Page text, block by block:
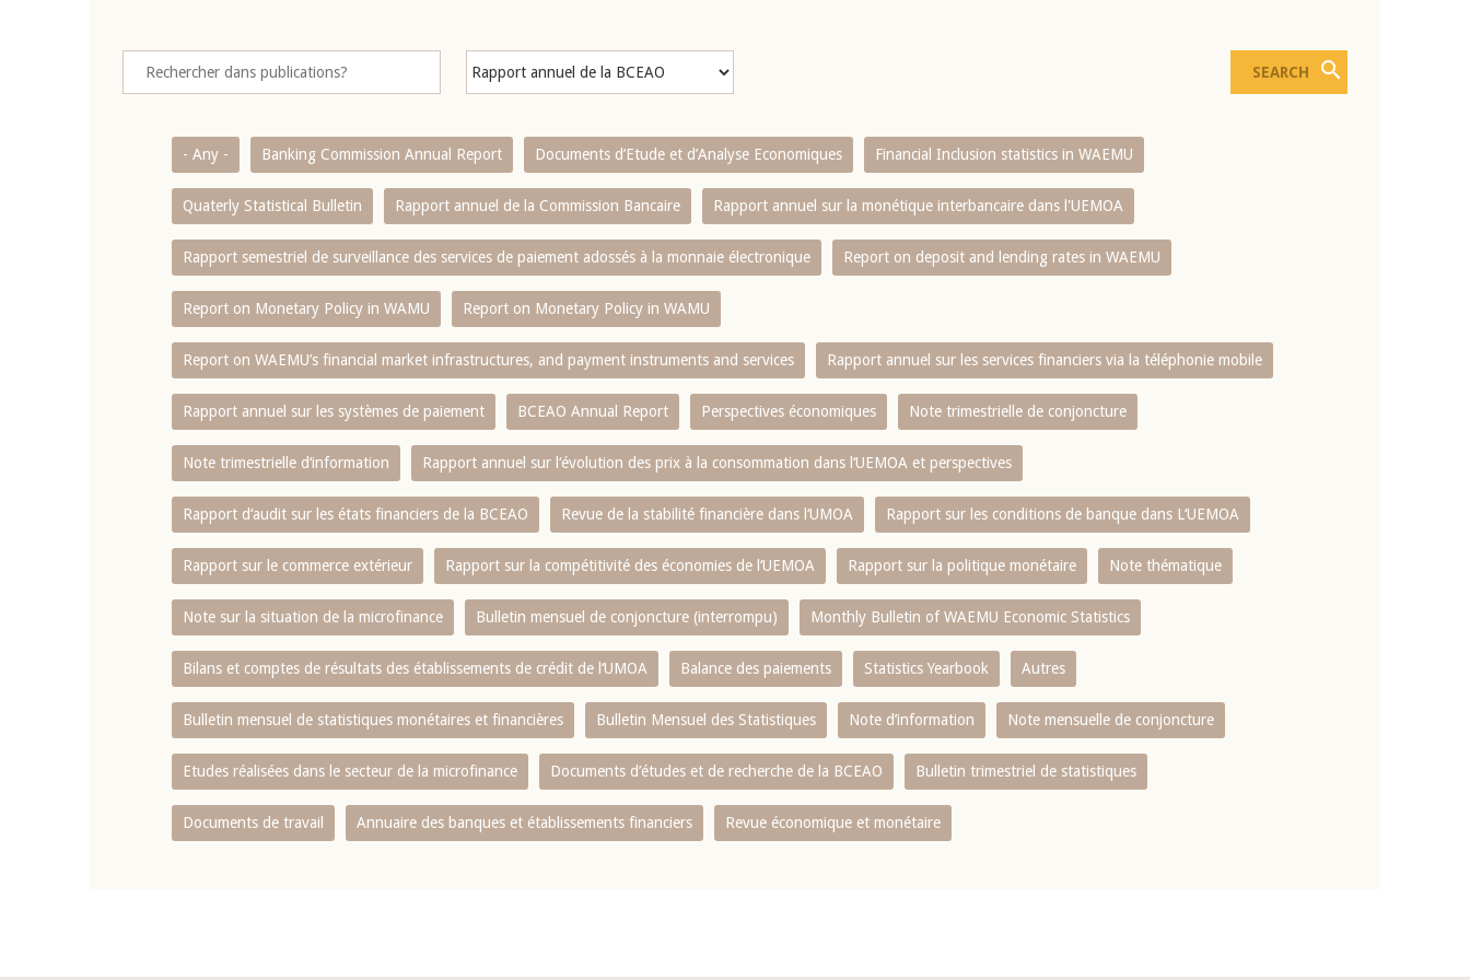
- Any - Banking Commission Annual Report Documents d’Etude et d’Analyse Economiques Financial Inclusion statistics in WAEMU
Quaterly Statistical Bulletin Rapport annuel de la Commission Bancaire Rapport annuel sur la monétique interbancaire dans l'UEMOA
Rapport semestriel de surveillance des services de paiement adossés à la monnaie électronique Report on deposit and lending rates in WAEMU
Report on Monetary Policy in WAMU Report on Monetary Policy in WAMU
Report on WAEMU’s financial market infrastructures, and payment instruments and services Rapport annuel sur les services financiers via la téléphonie mobile
Rapport annuel sur les systèmes de paiement BCEAO Annual Report Perspectives économiques Note trimestrielle de conjoncture
Note trimestrielle d‘information Rapport annuel sur l‘évolution des prix à la consommation dans l‘UEMOA et perspectives
Rapport d‘audit sur les états financiers de la BCEAO Revue de la stabilité financière dans l‘UMOA Rapport sur les conditions de banque dans L‘UEMOA
Rapport sur le commerce extérieur Rapport sur la compétitivité des économies de l‘UEMOA Rapport sur la politique monétaire Note thématique
Note sur la situation de la microfinance Bulletin mensuel de conjoncture (interrompu) Monthly Bulletin of WAEMU Economic Statistics
Bilans et comptes de résultats des établissements de crédit de l‘UMOA Balance des paiements Statistics Yearbook Autres
Bulletin mensuel de statistiques monétaires et financières Bulletin Mensuel des Statistiques Note d’information Note mensuelle de conjoncture
Etudes réalisées dans le secteur de la microfinance Documents d’études et de recherche de la BCEAO Bulletin trimestriel de statistiques
Documents de travail Annuaire des banques et établissements financiers Revue économique et monétaire